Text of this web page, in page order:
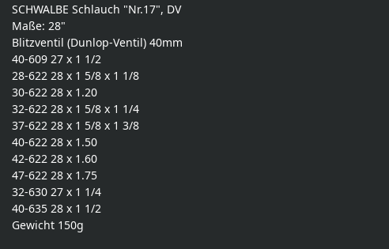
SCHWALBE Schlauch "Nr.17", DV
Maße: 28"
Blitzventil (Dunlop-Ventil) 40mm
40-609 27 x 1 1/2
28-622 28 x 1 5/8 x 1 1/8
30-622 28 x 1.20
32-622 28 x 1 5/8 x 1 1/4
37-622 28 x 1 5/8 x 1 3/8
40-622 28 x 1.50
42-622 28 x 1.60
47-622 28 x 1.75
32-630 27 x 1 1/4
40-635 28 x 1 1/2
Gewicht 150g